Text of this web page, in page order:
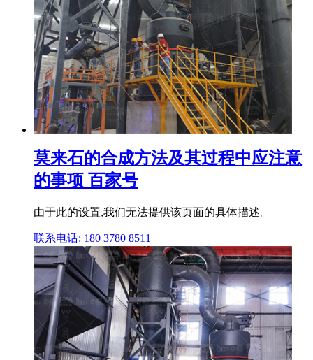
莫来石的合成方法及其过程中应注意
的事项 百家号
由于此的设置,我们无法提供该页面的具体描述。
联系电话: 180 3780 8511